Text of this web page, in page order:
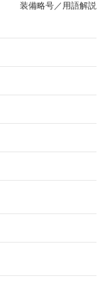
装備略号／用語解説